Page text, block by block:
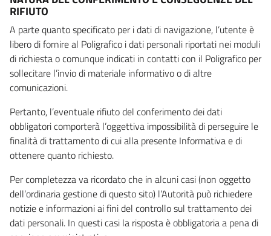
RIFIUTO
A parte quanto specificato per i dati di navigazione, l’utente è
libero di fornire al Poligrafico i dati personali riportati nei moduli
di richiesta o comunque indicati in contatti con il Poligrafico per
sollecitare l’invio di materiale informativo o di altre
comunicazioni.
Pertanto, l’eventuale rifiuto del conferimento dei dati
obbligatori comporterà l’oggettiva impossibilità di perseguire le
finalità di trattamento di cui alla presente Informativa e di
ottenere quanto richiesto.
Per completezza va ricordato che in alcuni casi (non oggetto
dell’ordinaria gestione di questo sito) l’Autorità può richiedere
notizie e informazioni ai fini del controllo sul trattamento dei
dati personali. In questi casi la risposta è obbligatoria a pena di